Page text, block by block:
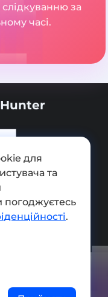
за
часі.
для
та
погоджуєтесь
.